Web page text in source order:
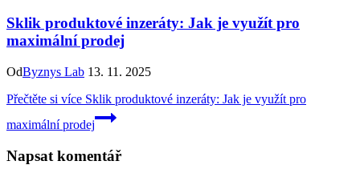
Sklik produktové inzeráty: Jak je využít pro
maximální prodej
OdByznys Lab 13. 11. 2025
Přečtěte si více Sklik produktové inzeráty: Jak je využít pro
maximální prodej
Napsat komentář